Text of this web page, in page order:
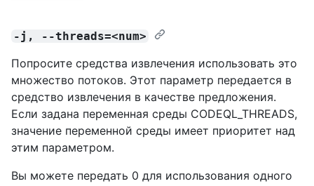
-j, --threads=<num>
Попросите средства извлечения использовать это
множество потоков. Этот параметр передается в
средство извлечения в качестве предложения.
Если задана переменная среды CODEQL_THREADS,
значение переменной среды имеет приоритет над
этим параметром.
Вы можете передать 0 для использования одного